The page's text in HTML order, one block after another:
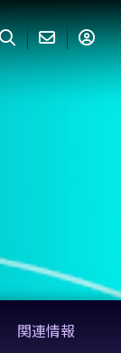
関連情報